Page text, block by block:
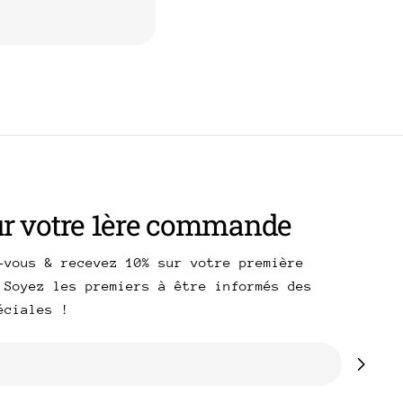
votre 1ère commande
& recevez 10% sur votre première
Soyez les premiers à être informés des
!